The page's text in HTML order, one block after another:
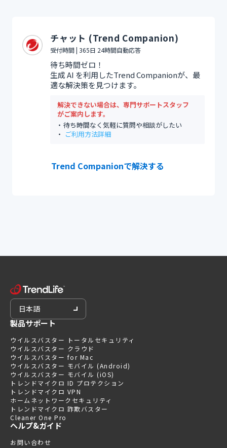
チャット (Trend Companion)
受付時間 | 365日 24時間自動応答
待ち時間ゼロ！
生成 AI を利用したTrend Companionが、最
適な解決策を見つけます。
解決できない場合は、専門サポートスタッフ
がご案内します。
待ち時間なく気軽に質問や相談がしたい
ご利用方法詳細
Trend Companionで解決する
日本語
製品サポート
ウイルスバスター トータルセキュリティ
ウイルスバスター クラウド
ウイルスバスター for Mac
ウイルスバスター モバイル (Android)
ウイルスバスター モバイル (iOS)
トレンドマイクロ ID プロテクション
トレンドマイクロ VPN
ホームネットワークセキュリティ
トレンドマイクロ 詐欺バスター
Cleaner One Pro
ヘルプ&ガイド
お問い合わせ